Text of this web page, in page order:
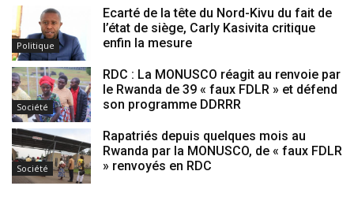
Politique
Ecarté de la tête du Nord-Kivu du fait de
l’état de siège, Carly Kasivita critique
enfin la mesure
Société
RDC : La MONUSCO réagit au renvoie par
le Rwanda de 39 « faux FDLR » et défend
son programme DDRRR
Société
Rapatriés depuis quelques mois au
Rwanda par la MONUSCO, de « faux FDLR
» renvoyés en RDC